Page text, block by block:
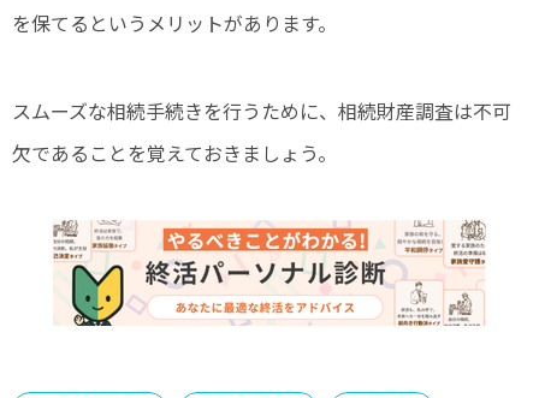
を保てるというメリットがあります。
スムーズな相続手続きを行うために、相続財産調査は不可
欠であることを覚えておきましょう。